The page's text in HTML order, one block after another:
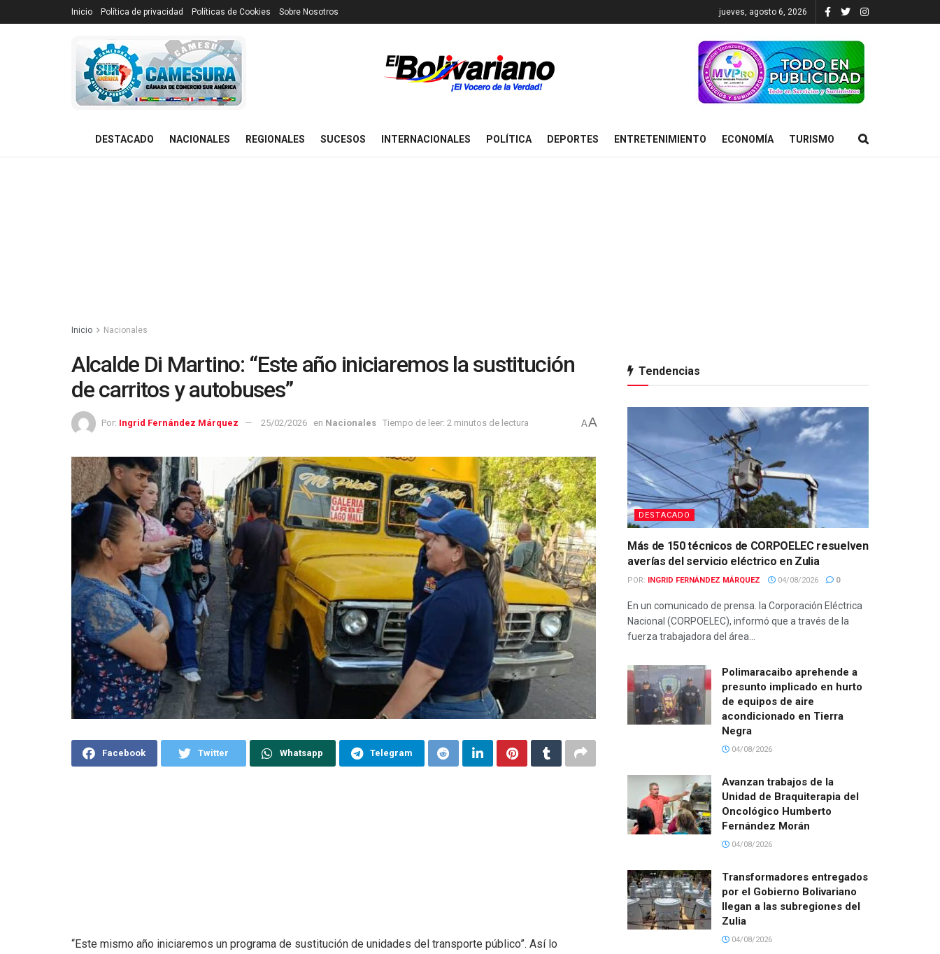
Inicio Política de privacidad Políticas de Cookies Sobre Nosotros jueves, agosto 6, 2026
DESTACADO NACIONALES REGIONALES SUCESOS INTERNACIONALES POLÍTICA DEPORTES ENTRETENIMIENTO ECONOMÍA TURISMO
Inicio Nacionales
Alcalde Di Martino: “Este año iniciaremos la sustitución
de carritos y autobuses”
Por: Ingrid Fernández Márquez 25/02/2026 en Nacionales Tiempo de leer: 2 minutos de lectura AA
Facebook Twitter Whatsapp Telegram
“Este mismo año iniciaremos un programa de sustitución de unidades del transporte público”. Así lo
Tendencias
DESTACADO
Más de 150 técnicos de CORPOELEC resuelven
averías del servicio eléctrico en Zulia
POR: INGRID FERNÁNDEZ MÁRQUEZ 04/08/2026 0
En un comunicado de prensa. la Corporación Eléctrica
Nacional (CORPOELEC), informó que a través de la
fuerza trabajadora del área...
Polimaracaibo aprehende a
presunto implicado en hurto
de equipos de aire
acondicionado en Tierra
Negra
04/08/2026
Avanzan trabajos de la
Unidad de Braquiterapia del
Oncológico Humberto
Fernández Morán
04/08/2026
Transformadores entregados
por el Gobierno Bolivariano
llegan a las subregiones del
Zulia
04/08/2026